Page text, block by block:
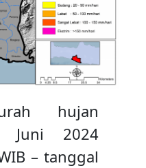
hujan
Juni 2024
– tanggal